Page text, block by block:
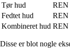
Tør hud
REN
Fedtet hud
REN
Kombineret hud REN
Disse er blot nogle